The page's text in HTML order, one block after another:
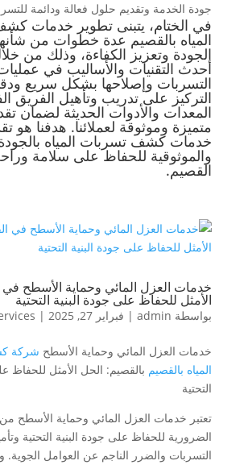
جودة الخدمة وتقديم حلول فعالة ودائمة
في الختام، يتبنى تطوير خدمات
المياه بالقصيم عدة خطوات من
الجودة وتعزيز الكفاءة، وذلك من
أحدث التقنيات والأساليب في
التسربات وإصلاحها بشكل سريع
التركيز على تدريب وتأهيل الفريق
المعدات والأدوات الحديثة لضمان
متميزة وموثوقة لعملائنا. هدفنا هو
خدمات كشف تسربات المياه بالجودة
والموثوقية للحفاظ على سلامة
القصيم.
خدمات العزل المائي وحماية الأسطح
الأمثل للحفاظ على جودة البنية التحتية
بواسطة admin
| فبراير 27, 2025 |
خدمات العزل المائي وحماية الأسطح شركة
المياه بالقصيم بالقصيم: الحل الأمثل للحفاظ
التحتية
تعتبر خدمات العزل المائي وحماية الأسطح
الضرورية للحفاظ على جودة البنية التحتية
التسربات والضرر الناجم عن العوامل